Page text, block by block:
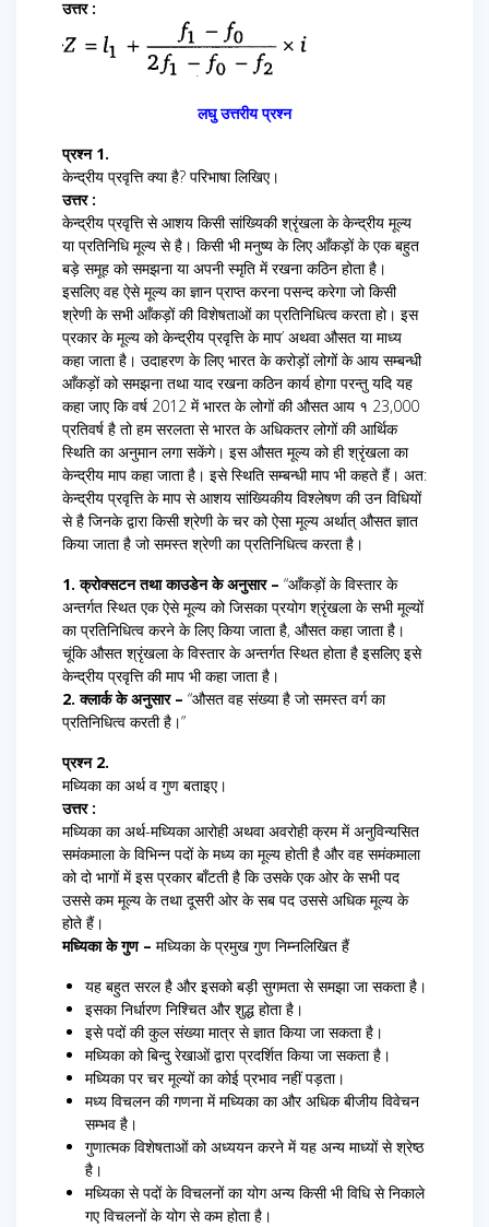
उत्तर :
लघु उत्तरीय प्रश्न
प्रश्न 1.
केन्द्रीय प्रवृत्ति क्या है? परिभाषा लिखिए।
उत्तर :
केन्द्रीय प्रवृत्ति से आशय किसी सांख्यिकी श्रृंखला के केन्द्रीय मूल्य
या प्रतिनिधि मूल्य से है। किसी भी मनुष्य के लिए आँकड़ों के एक बहुत
बड़े समूह को समझना या अपनी स्मृति में रखना कठिन होता है।
इसलिए वह ऐसे मूल्य का ज्ञान प्राप्त करना पसन्द करेगा जो किसी
श्रेणी के सभी आँकड़ों की विशेषताओं का प्रतिनिधित्व करता हो। इस
प्रकार के मूल्य को केन्द्रीय प्रवृत्ति के माप’ अथवा औसत या माध्य
कहा जाता है। उदाहरण के लिए भारत के करोड़ों लोगों के आय सम्बन्धी
आँकड़ों को समझना तथा याद रखना कठिन कार्य होगा परन्तु यदि यह
कहा जाए कि वर्ष 2012 में भारत के लोगों की औसत आय १ 23,000
प्रतिवर्ष है तो हम सरलता से भारत के अधिकतर लोगों की आर्थिक
स्थिति का अनुमान लगा सकेंगे। इस औसत मूल्य को ही श्रृंखला का
केन्द्रीय माप कहा जाता है। इसे स्थिति सम्बन्धी माप भी कहते हैं। अत:
केन्द्रीय प्रवृत्ति के माप से आशय सांख्यिकीय विश्लेषण की उन विधियों
से है जिनके द्वारा किसी श्रेणी के चर को ऐसा मूल्य अर्थात् औसत ज्ञात
किया जाता है जो समस्त श्रेणी का प्रतिनिधित्व करता है।
1. क्रोक्सटन तथा काउडेन के अनुसार – “आँकड़ों के विस्तार के
अन्तर्गत स्थित एक ऐसे मूल्य को जिसका प्रयोग श्रृंखला के सभी मूल्यों
का प्रतिनिधित्व करने के लिए किया जाता है, औसत कहा जाता है।
चूंकि औसत श्रृंखला के विस्तार के अन्तर्गत स्थित होता है इसलिए इसे
केन्द्रीय प्रवृत्ति की माप भी कहा जाता है।
2. क्लार्क के अनुसार – “औसत वह संख्या है जो समस्त वर्ग का
प्रतिनिधित्व करती है।”
प्रश्न 2.
मध्यिका का अर्थ व गुण बताइए।
उत्तर :
मध्यिका का अर्थ-मध्यिका आरोही अथवा अवरोही क्रम में अनुविन्यसित
समंकमाला के विभिन्न पदों के मध्य का मूल्य होती है और वह समंकमाला
को दो भागों में इस प्रकार बाँटती है कि उसके एक ओर के सभी पद
उससे कम मूल्य के तथा दूसरी ओर के सब पद उससे अधिक मूल्य के
होते हैं।
मध्यिका के गुण – मध्यिका के प्रमुख गुण निम्नलिखित हैं
यह बहुत सरल है और इसको बड़ी सुगमता से समझा जा सकता है।
इसका निर्धारण निश्चित और शुद्ध होता है।
इसे पदों की कुल संख्या मात्र से ज्ञात किया जा सकता है।
मध्यिका को बिन्दु रेखाओं द्वारा प्रदर्शित किया जा सकता है।
मध्यिका पर चर मूल्यों का कोई प्रभाव नहीं पड़ता।
मध्य विचलन की गणना में मध्यिका का और अधिक बीजीय विवेचन
सम्भव है।
गुणात्मक विशेषताओं को अध्ययन करने में यह अन्य माध्यों से श्रेष्ठ
है।
मध्यिका से पदों के विचलनों का योग अन्य किसी भी विधि से निकाले
गए विचलनों के योग से कम होता है।